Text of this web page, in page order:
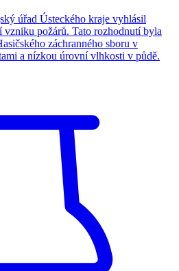
úřad Ústeckého kraje vyhlásil
vzniku požárů. Tato rozhodnutí byla
záchranného sboru v
a nízkou úrovní vlhkosti v půdě.